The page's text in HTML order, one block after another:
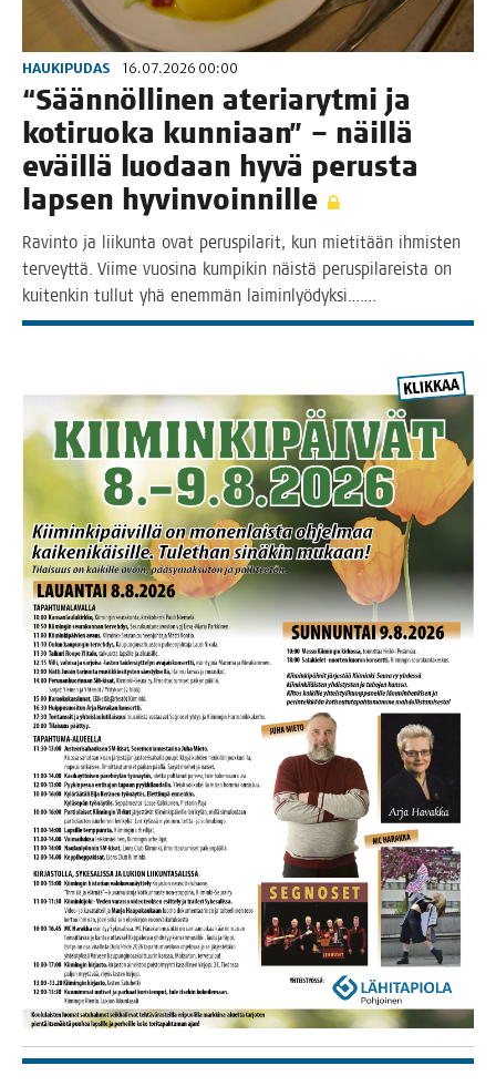
HAUKIPUDAS 16.07.2026 00:00
“Sään­nöl­li­nen ate­ria­ryt­mi ja
koti­ruo­ka kun­ni­aan” – näil­lä
eväil­lä luo­daan hyvä perus­ta
lap­sen hyvinvoinnille
Ravin­to ja lii­kun­ta ovat perus­pi­la­rit, kun mie­ti­tään ihmis­ten
ter­veyt­tä. Vii­me vuo­si­na kum­pi­kin näis­tä perus­pi­la­reis­ta on
kui­ten­kin tul­lut yhä enem­män laiminlyödyksi.……